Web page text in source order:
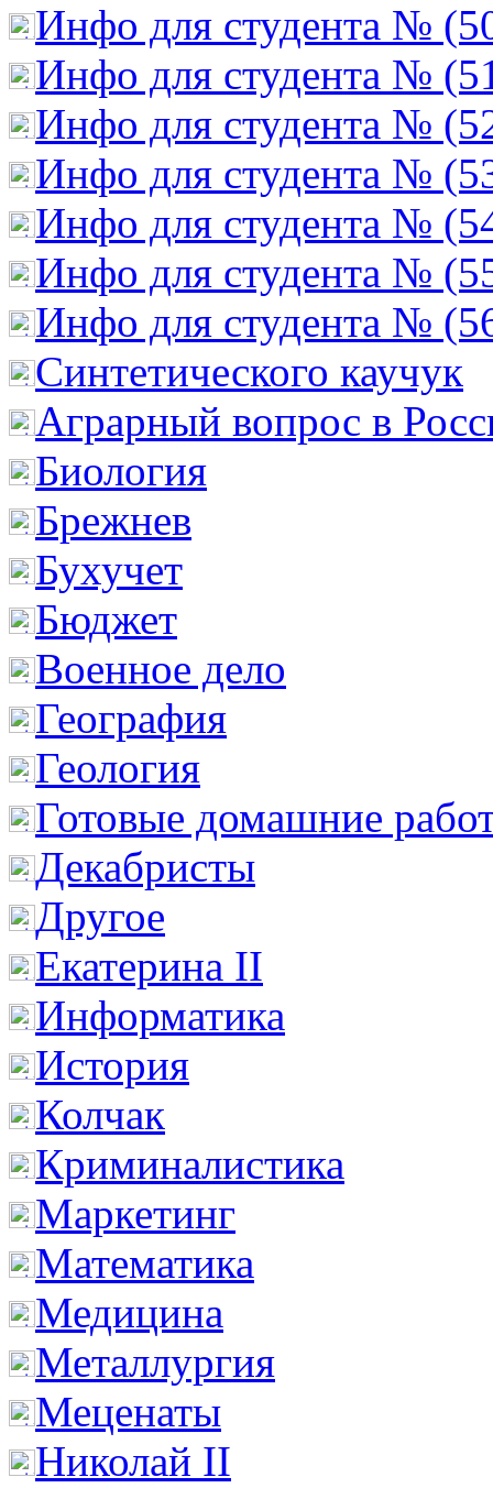
Инфо для студента №
Инфо для студента №
Инфо для студента №
Инфо для студента №
Инфо для студента №
Инфо для студента №
Инфо для студента №
Cинтетического каучук
Аграрный вопрос в
Биология
Брежнев
Бухучет
Бюджет
Военное дело
География
Геология
Готовые домашние
Декабристы
Другое
Екатерина II
Информатика
История
Колчак
Криминалистика
Маркетинг
Математика
Медицина
Металлургия
Меценаты
Николай II